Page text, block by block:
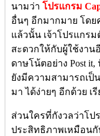
นามว่า โปรแกรม
อื่นๆ อีกมากมาย โด
แล้วนั้น เจ้าโปรแกร
สะดวกให้กับผู้ใช้งาน
ดาษโน้ตอย่าง Post
ยังมีความสามารถเป็น
มา ได้ง่ายๆ อีกด้วย เ
ส่วนใครที่กังวลว่าโป
ประสิทธิภาพเหมือนกั